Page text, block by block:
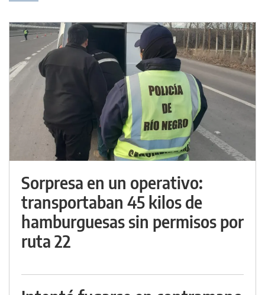
Sorpresa en un operativo:
transportaban 45 kilos de
hamburguesas sin permisos por
ruta 22